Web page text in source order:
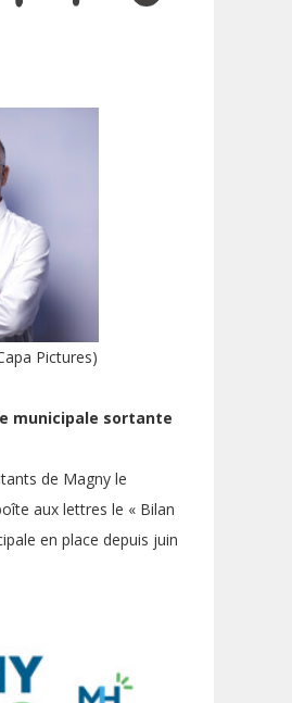
Pictures)
municipale sortante
de Magny le
aux lettres le « Bilan
en place depuis juin